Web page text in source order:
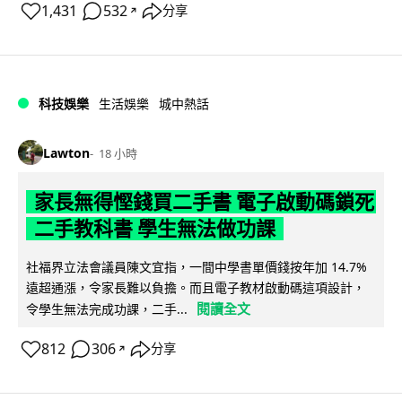
1,431 532 ↗ 分享
科技娛樂 生活娛樂 城中熱話
Lawton 18 小時
家長無得慳錢買二手書 電子啟動碼鎖死
二手教科書 學生無法做功課
社福界立法會議員陳文宜指，一間中學書單價錢按年加 14.7%
遠超通漲，令家長難以負擔。而且電子教材啟動碼這項設計，
令學生無法完成功課，二手...
閱讀全文
812 306 ↗ 分享